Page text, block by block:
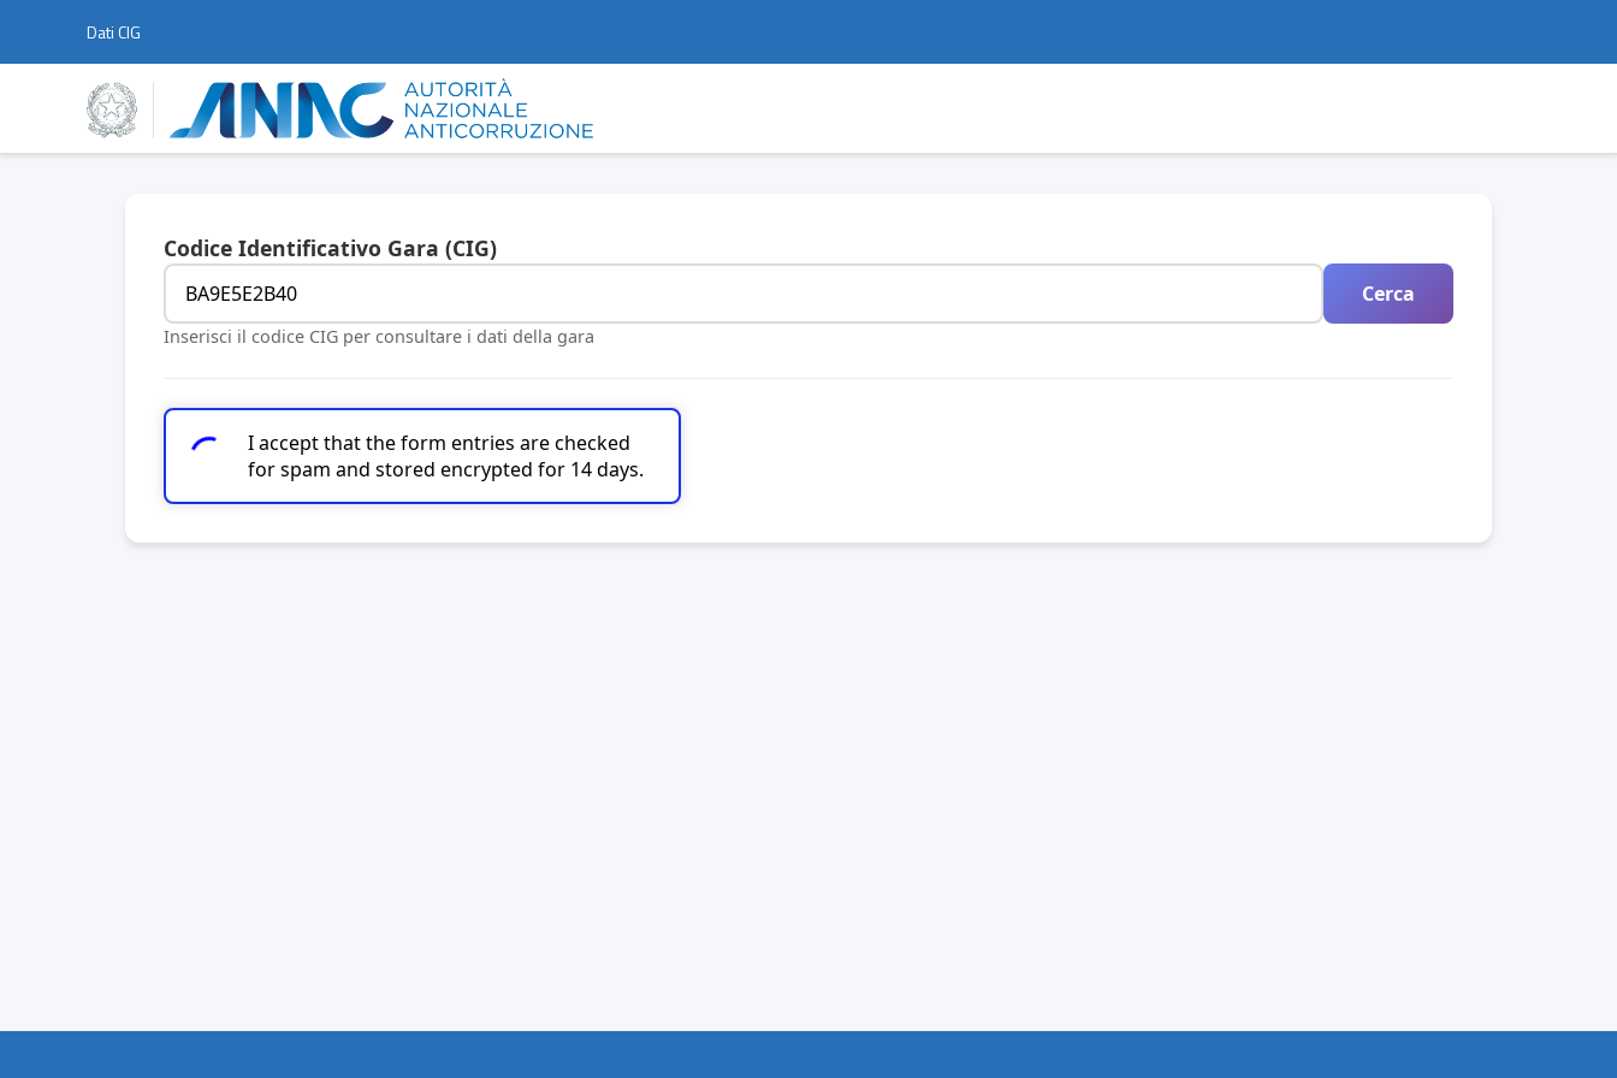
Dati CIG
Codice Identificativo Gara (CIG)
Cerca
Inserisci il codice CIG per consultare i dati della gara
I accept that the form entries are checked
for spam and stored encrypted for 14 days.